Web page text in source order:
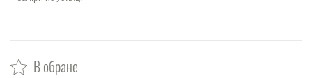
В обране